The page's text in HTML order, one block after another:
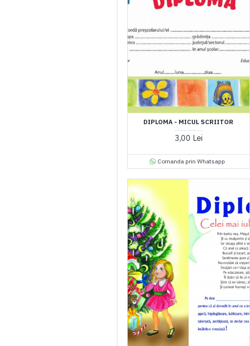
DIPLOMA - MICUL SCRIITOR
3,00 Lei
Comanda prin Whatsapp